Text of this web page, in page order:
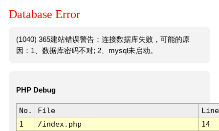
Database Error
(1040) 365建站错误警告：连接数据库失败，可能的原
因：1、数据库密码不对; 2、mysql未启动。
PHP Debug
No. File
Line
1
/index.php 14